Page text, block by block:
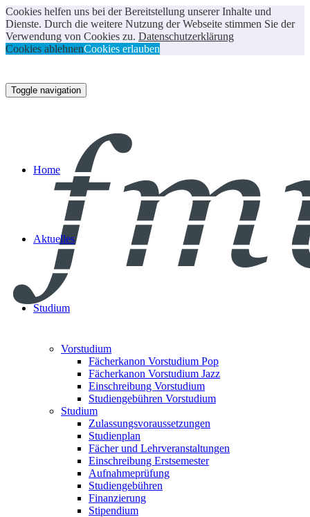
Cookies helfen uns bei der Bereitstellung unserer Inhalte und
Dienste. Durch die weitere Nutzung der Webseite stimmen Sie der
Verwendung von Cookies zu. Datenschutzerklärung
Cookies ablehnenCookies erlauben
Toggle navigation
Home
Aktuelles
Studium
Vorstudium
Fächerkanon Vorstudium Pop
Fächerkanon Vorstudium Jazz
Einschreibung Vorstudium
Studiengebühren Vorstudium
Studium
Zulassungsvoraussetzungen
Studienplan
Fächer und Lehrveranstaltungen
Einschreibung Erstsemester
Aufnahmeprüfung
Studiengebühren
Finanzierung
Stipendium